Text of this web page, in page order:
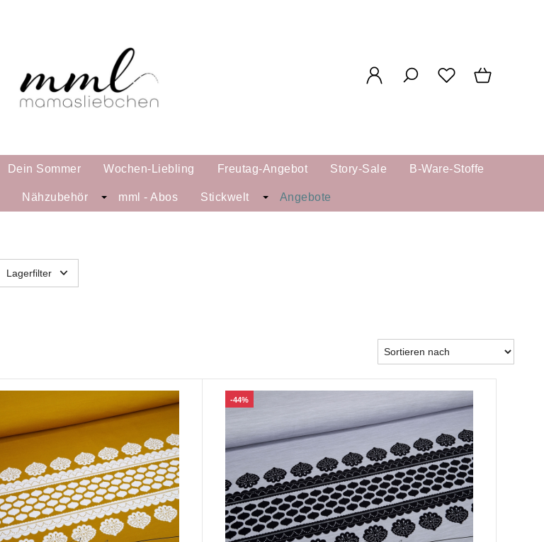
Dein Sommer Wochen-Liebling Freutag-Angebot Story-Sale B-Ware-Stoffe
Nähzubehör mml - Abos Stickwelt Angebote
Lagerfilter
-44%